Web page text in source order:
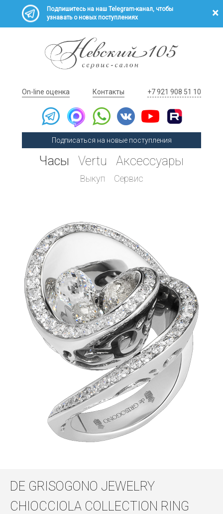
Подпишитесь на наш Telegram-канал, чтобы
узнавать о новых поступлениях
On-line оценка Контакты +7 921 908 51 10
Подписаться на новые поступления
Часы Vertu Аксессуары
Выкуп Сервис
DE GRISOGONO JEWELRY
CHIOCCIOLA COLLECTION RING